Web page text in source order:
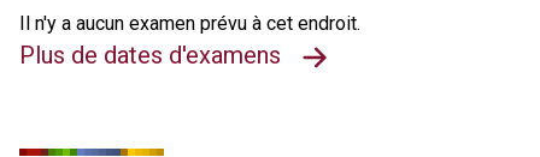
Il n'y a aucun examen prévu à cet endroit.
Plus de dates d'examens